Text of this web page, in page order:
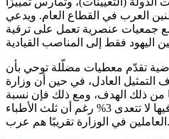
العرب في القطاع العام. ويدعي
جمعيات عنصرية تعمل على ترقية
تقدّم معطيات مضلّلة توحي بأن
التمثيل العادل، في حين أن وزارة
من ذلك الهدف، ومع ذلك فإن نسبة
العرب في المناصب الرفيعة فيها لا تتعدى 3% رغم أن ثلث الأطباء
العاملين في الوزارة تقريبًا هم عرب.